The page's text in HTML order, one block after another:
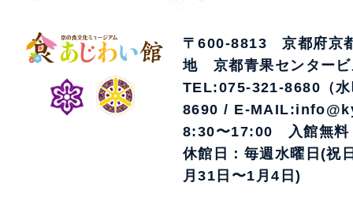
〒600-8813 京都府京
地 京都青果センタービ
TEL:075-321-8680（
8690 / E-
8:30〜17:00 入館無料
休館日：毎週水曜日(祝
月31日〜1月4日)